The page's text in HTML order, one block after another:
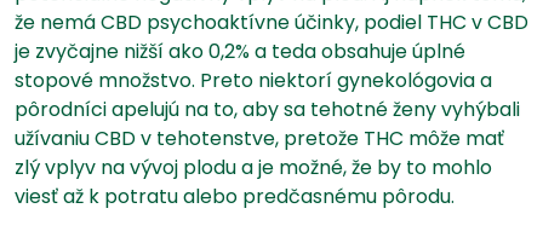
že nemá CBD psychoaktívne účinky, podiel THC v CBD
je zvyčajne nižší ako 0,2% a teda obsahuje úplné
stopové množstvo. Preto niektorí gynekológovia a
pôrodníci apelujú na to, aby sa tehotné ženy vyhýbali
užívaniu CBD v tehotenstve, pretože THC môže mať
zlý vplyv na vývoj plodu a je možné, že by to mohlo
viesť až k potratu alebo predčasnému pôrodu.